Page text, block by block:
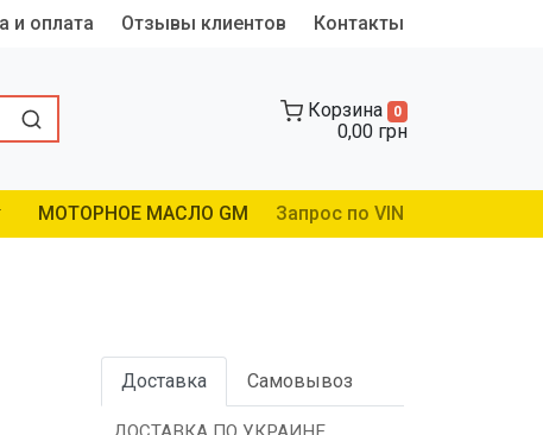
и оплата Отзывы клиентов Контакты
Корзина 0
0,00 грн
МОТОРНОЕ МАСЛО GM Запрос по VIN
Доставка Самовывоз